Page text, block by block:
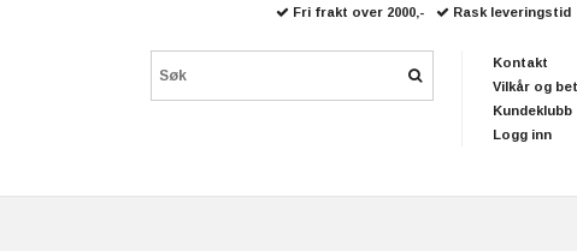
Fri frakt over 2000,- Rask leveringstid
Kontakt
Vilkår og
Kundeklubb
Logg inn